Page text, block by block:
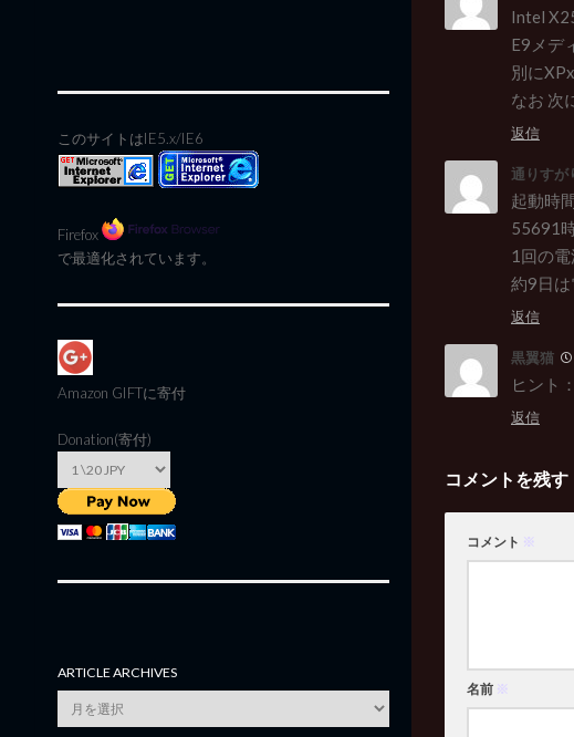
Intel
E9メデ
別に
なお 次
返信
通りすが
起動時
55691
1回の
約9日
返信
黒翼猫
ヒント
返信
コメントを残す
コメント ※
名前 ※
このサイトはIE5.x/IE6
Firefox
で最適化されています。
Amazon GIFTに寄付
Donation(寄付)
ARTICLE ARCHIVES
Article
Archives